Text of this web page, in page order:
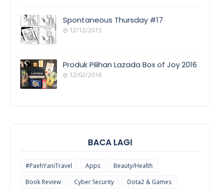
COVERAGE
E
Spontaneous Thursday #17
12/12/2013
Produk Pilihan Lazada Box of Joy 2016
12/02/2016
BACA LAGI
#PaehYaniTravel Apps
Beauty/Health
Book Review
Cyber Security
Dota2 & Games